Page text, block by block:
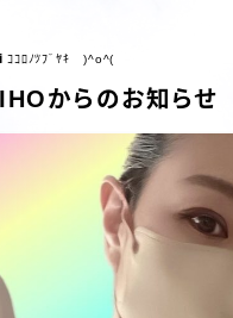
ｺｺﾛﾉﾂﾌﾞﾔｷ )^o^(
からのお知らせ